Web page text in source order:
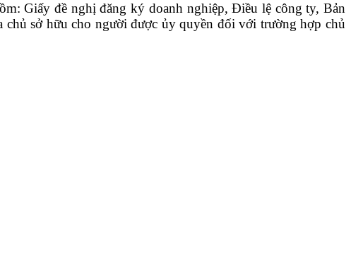
Giấy đề nghị đăng ký doanh nghiệp, Điều lệ công ty, Bản
chủ sở hữu cho người được ủy quyền đối với trường hợp chủ